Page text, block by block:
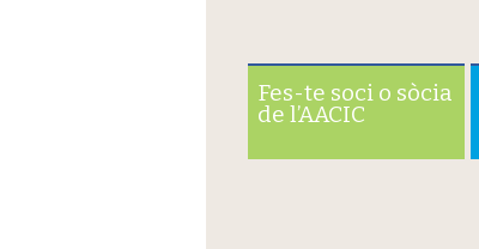
Fes-te soci o sòcia
de l’AACIC